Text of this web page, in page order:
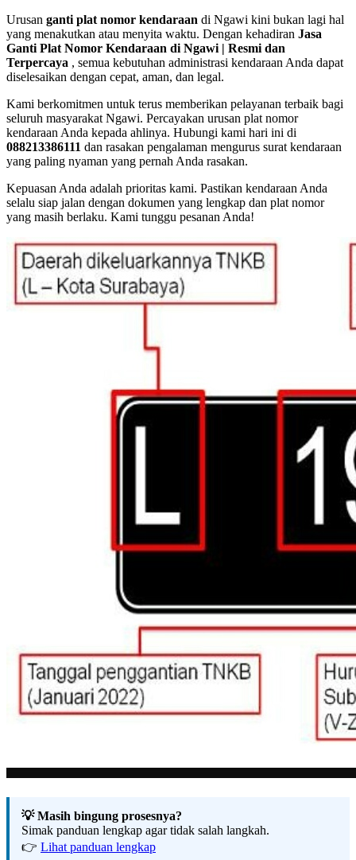
Urusan ganti plat nomor kendaraan di Ngawi kini bukan lagi hal
yang menakutkan atau menyita waktu. Dengan kehadiran Jasa
Ganti Plat Nomor Kendaraan di Ngawi | Resmi dan
Terpercaya , semua kebutuhan administrasi kendaraan Anda dapat
diselesaikan dengan cepat, aman, dan legal.
Kami berkomitmen untuk terus memberikan pelayanan terbaik bagi
seluruh masyarakat Ngawi. Percayakan urusan plat nomor
kendaraan Anda kepada ahlinya. Hubungi kami hari ini di
088213386111 dan rasakan pengalaman mengurus surat kendaraan
yang paling nyaman yang pernah Anda rasakan.
Kepuasan Anda adalah prioritas kami. Pastikan kendaraan Anda
selalu siap jalan dengan dokumen yang lengkap dan plat nomor
yang masih berlaku. Kami tunggu pesanan Anda!
💡 Masih bingung prosesnya?
Simak panduan lengkap agar tidak salah langkah.
👉 Lihat panduan lengkap